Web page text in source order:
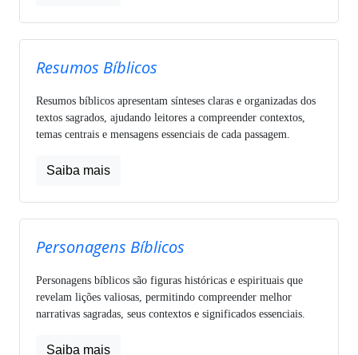
Resumos Bíblicos
Resumos bíblicos apresentam sínteses claras e organizadas dos
textos sagrados, ajudando leitores a compreender contextos,
temas centrais e mensagens essenciais de cada passagem.
Saiba mais
Personagens Bíblicos
Personagens bíblicos são figuras históricas e espirituais que
revelam lições valiosas, permitindo compreender melhor
narrativas sagradas, seus contextos e significados essenciais.
Saiba mais